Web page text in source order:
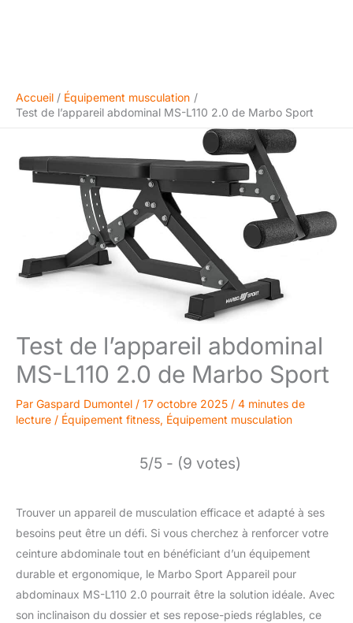
Accueil
Équipement musculation
Test de l’appareil abdominal MS-L110 2.0 de Marbo Sport
Test de l’appareil abdominal
MS-L110 2.0 de Marbo Sport
Par Gaspard Dumontel / 17 octobre 2025 / 4 minutes de
lecture / Équipement fitness, Équipement musculation
5/5 - (9 votes)
Trouver un appareil de musculation efficace et adapté à ses
besoins peut être un défi. Si vous cherchez à renforcer votre
ceinture abdominale tout en bénéficiant d’un équipement
durable et ergonomique, le Marbo Sport Appareil pour
abdominaux MS-L110 2.0 pourrait être la solution idéale. Avec
son inclinaison du dossier et ses repose-pieds réglables, ce